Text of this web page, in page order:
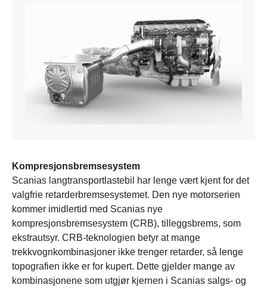
Kompresjonsbremsesystem
Scanias langtransportlastebil har lenge vært kjent for det
valgfrie retarderbremsesystemet. Den nye motorserien
kommer imidlertid med Scanias nye
kompresjonsbremsesystem (CRB), tilleggsbrems, som
ekstrautsyr. CRB-teknologien betyr at mange
trekkvognkombinasjoner ikke trenger retarder, så lenge
topografien ikke er for kupert. Dette gjelder mange av
kombinasjonene som utgjør kjernen i Scanias salgs- og